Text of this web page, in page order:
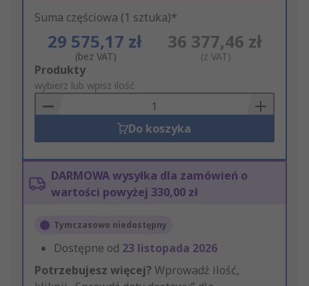
Suma częściowa (1 sztuka)*
29 575,17 zł
(bez VAT)
36 377,46 zł
(z VAT)
Add
to
Basket
Produkty
wybierz lub wpisz ilość
Do koszyka
DARMOWA wysyłka dla zamówień o
wartości powyżej 330,00 zł
Tymczasowo niedostępny
Dostępne od 23 listopada 2026
Potrzebujesz więcej? Wprowadź ilość,